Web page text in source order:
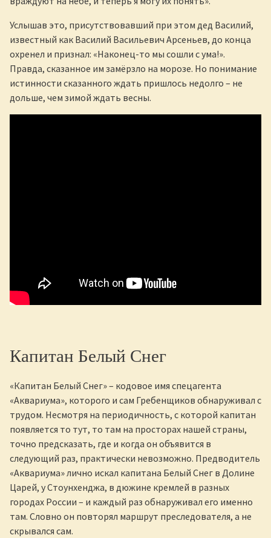
Услышав это, присутствовавший при этом дед Василий,
известный как Василий Васильевич Арсеньев, до конца
охренел и признал: «Наконец-то мы сошли с ума!».
Правда, сказанное им замёрзло на морозе. Но понимание
истинности сказанного ждать пришлось недолго – не
дольше, чем зимой ждать весны.
Капитан Белый Снег
«Капитан Белый Снег» – кодовое имя спецагента
«Аквариума», которого и сам Гребенщиков обнаруживал с
трудом. Несмотря на периодичность, с которой капитан
появляется то тут, то там на просторах нашей страны,
точно предсказать, где и когда он объявится в
следующий раз, практически невозможно. Предводитель
«Аквариума» лично искал капитана Белый Снег в Долине
Царей, у Стоунхенджа, в дюжине кремлей в разных
городах России – и каждый раз обнаруживал его именно
там. Словно он повторял маршрут преследователя, а не
скрывался сам.